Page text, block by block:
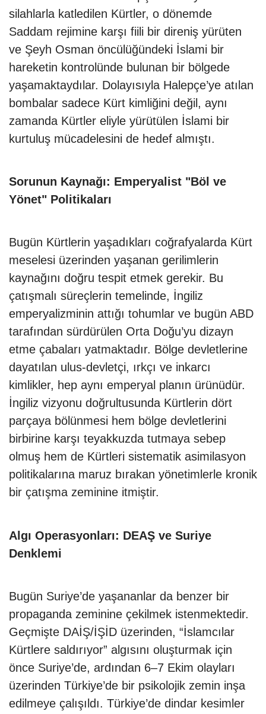
silahlarla katledilen Kürtler, o dönemde
Saddam rejimine karşı fiili bir direniş yürüten
ve Şeyh Osman öncülüğündeki İslami bir
hareketin kontrolünde bulunan bir bölgede
yaşamaktaydılar. Dolayısıyla Halepçe’ye atılan
bombalar sadece Kürt kimliğini değil, aynı
zamanda Kürtler eliyle yürütülen İslami bir
kurtuluş mücadelesini de hedef almıştı.
Sorunun Kaynağı: Emperyalist "Böl ve
Yönet" Politikaları
Bugün Kürtlerin yaşadıkları coğrafyalarda Kürt
meselesi üzerinden yaşanan gerilimlerin
kaynağını doğru tespit etmek gerekir. Bu
çatışmalı süreçlerin temelinde, İngiliz
emperyalizminin attığı tohumlar ve bugün ABD
tarafından sürdürülen Orta Doğu’yu dizayn
etme çabaları yatmaktadır. Bölge devletlerine
dayatılan ulus-devletçi, ırkçı ve inkarcı
kimlikler, hep aynı emperyal planın ürünüdür.
İngiliz vizyonu doğrultusunda Kürtlerin dört
parçaya bölünmesi hem bölge devletlerini
birbirine karşı teyakkuzda tutmaya sebep
olmuş hem de Kürtleri sistematik asimilasyon
politikalarına maruz bırakan yönetimlerle kronik
bir çatışma zeminine itmiştir.
Algı Operasyonları: DEAŞ ve Suriye
Denklemi
Bugün Suriye’de yaşananlar da benzer bir
propaganda zeminine çekilmek istenmektedir.
Geçmişte DAİŞ/İŞİD üzerinden, “İslamcılar
Kürtlere saldırıyor” algısını oluşturmak için
önce Suriye’de, ardından 6–7 Ekim olayları
üzerinden Türkiye’de bir psikolojik zemin inşa
edilmeye çalışıldı. Türkiye’de dindar kesimler